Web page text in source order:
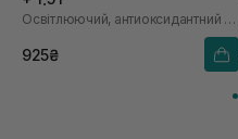
Освітлюючий, антиоксидантний та омолоджуючий набір
925₴